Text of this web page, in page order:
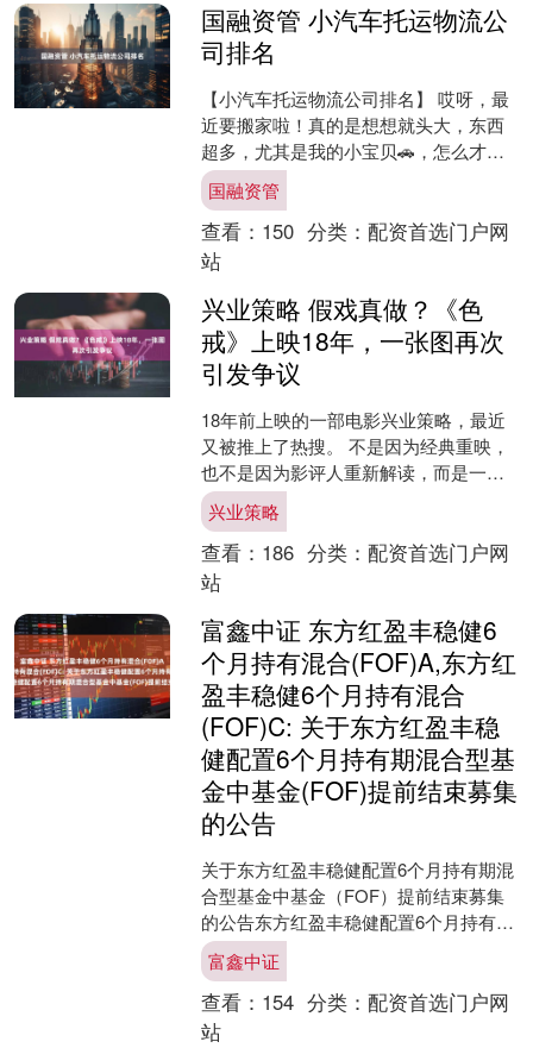
国融资管 小汽车托运物流公
司排名
【小汽车托运物流公司排名】 哎呀，最
近要搬家啦！真的是想想就头大，东西
超多，尤其是我的小宝贝🚗，怎么才能
安全又省心地运到新家呢？ 查了好久攻
略，发现汽车托运真的....
国融资管
查看： 150 分类： 配资首选门户网
站
兴业策略 假戏真做？《色
戒》上映18年，一张图再次
引发争议
18年前上映的一部电影兴业策略，最近
又被推上了热搜。 不是因为经典重映，
也不是因为影评人重新解读，而是一张
被网友放大的“截图”。 有人拿着放大镜
逐帧分析，断言梁....
兴业策略
查看： 186 分类： 配资首选门户网
站
富鑫中证 东方红盈丰稳健6
个月持有混合(FOF)A,东方红
盈丰稳健6个月持有混合
(FOF)C: 关于东方红盈丰稳
健配置6个月持有期混合型基
金中基金(FOF)提前结束募集
的公告
关于东方红盈丰稳健配置6个月持有期混
合型基金中基金（FOF）提前结束募集
的公告东方红盈丰稳健配置6个月持有期
混合型基金中基金（FOF）（以下简称
本基金，A类基金....
富鑫中证
查看： 154 分类： 配资首选门户网
站